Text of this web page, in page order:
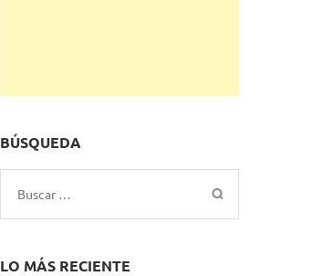
BÚSQUEDA
Buscar:
LO MÁS RECIENTE